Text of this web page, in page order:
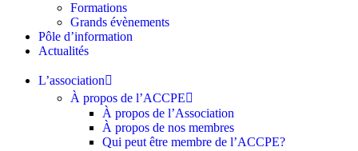
Formations
Grands évènements
Pôle d’information
Actualités
L’association
À propos de l’ACCPE
À propos de l’Association
À propos de nos membres
Qui peut être membre de l’ACCPE?